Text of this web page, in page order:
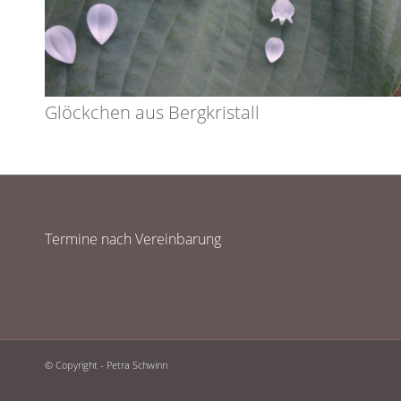
Glöckchen aus Bergkristall
Termine nach Vereinbarung
© Copyright - Petra Schwinn